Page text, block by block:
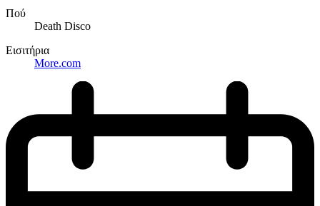
Πού
Death Disco
Εισιτήρια
More.com